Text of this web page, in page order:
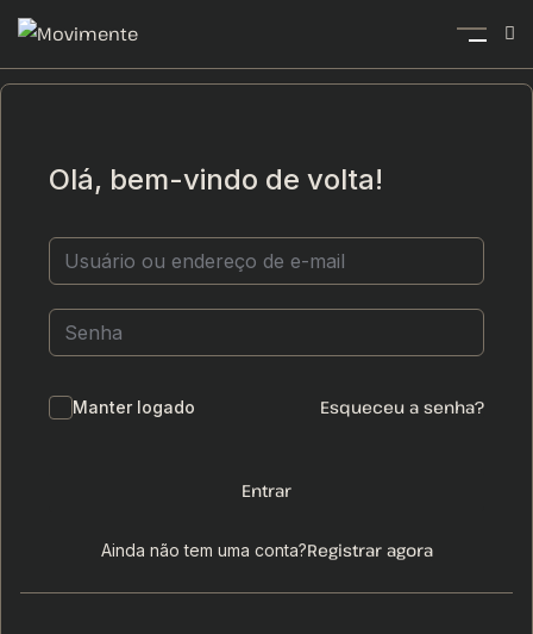
Olá, bem-vindo de volta!
Manter logado Esqueceu a senha?
Entrar
Ainda não tem uma conta?Registrar agora